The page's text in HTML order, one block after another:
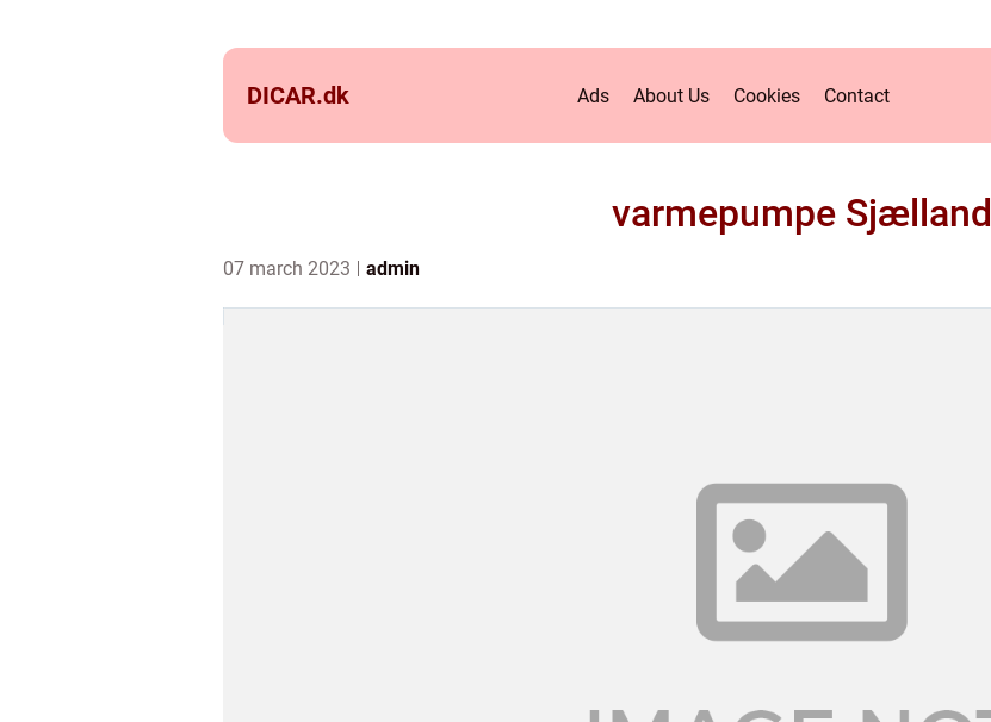
DICAR.dk Ads About Us Cookies Contact
varmepumpe Sjælland
07 march 2023 admin